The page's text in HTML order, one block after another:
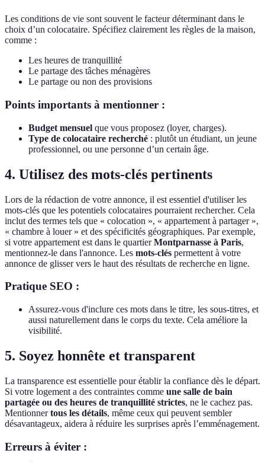
Les conditions de vie sont souvent le facteur déterminant dans le
choix d’un colocataire. Spécifiez clairement les règles de la maison,
comme :
Les heures de tranquillité
Le partage des tâches ménagères
Le partage ou non des provisions
Points importants à mentionner :
Budget mensuel que vous proposez (loyer, charges).
Type de colocataire recherché : plutôt un étudiant, un jeune
professionnel, ou une personne d’un certain âge.
4. Utilisez des mots-clés pertinents
Lors de la rédaction de votre annonce, il est essentiel d'utiliser les
mots-clés que les potentiels colocataires pourraient rechercher. Cela
inclut des termes tels que « colocation », « appartement à partager »,
« chambre à louer » et des spécificités géographiques. Par exemple,
si votre appartement est dans le quartierMontparnasse à Paris,
mentionnez-le dans l'annonce. Les mots-clés permettent à votre
annonce de glisser vers le haut des résultats de recherche en ligne.
Pratique SEO :
Assurez-vous d'inclure ces mots dans le titre, les sous-titres, et
aussi naturellement dans le corps du texte. Cela améliore la
visibilité.
5. Soyez honnête et transparent
La transparence est essentielle pour établir la confiance dès le départ.
Si votre logement a des contraintes comme une salle de bain
partagée ou des heures de tranquillité strictes, ne le cachez pas.
Mentionnertous les détails, même ceux qui peuvent sembler
désavantageux, aidera à réduire les surprises après l’emménagement.
Erreurs à éviter :